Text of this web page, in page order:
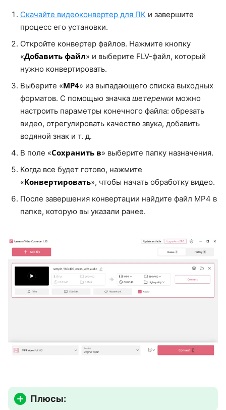
Скачайте видеоконвертер для ПК и завершите
процесс его установки.
Откройте конвертер файлов. Нажмите кнопку
«Добавить файл» и выберите FLV-файл, который
нужно конвертировать.
Выберите «MP4» из выпадающего списка выходных
форматов. С помощью значка шетеренки можно
настроить параметры конечного файла: обрезать
видео, отрегулировать качество звука, добавить
водяной знак и т. д.
В поле «Сохранить в» выберите папку назначения.
Когда все будет готово, нажмите
«Конвертировать», чтобы начать обработку видео.
После завершения конвертации найдите файл MP4 в
папке, которую вы указали ранее.
Плюсы: